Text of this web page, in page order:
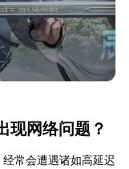
现网络问题？
常会遭遇诸如高延迟